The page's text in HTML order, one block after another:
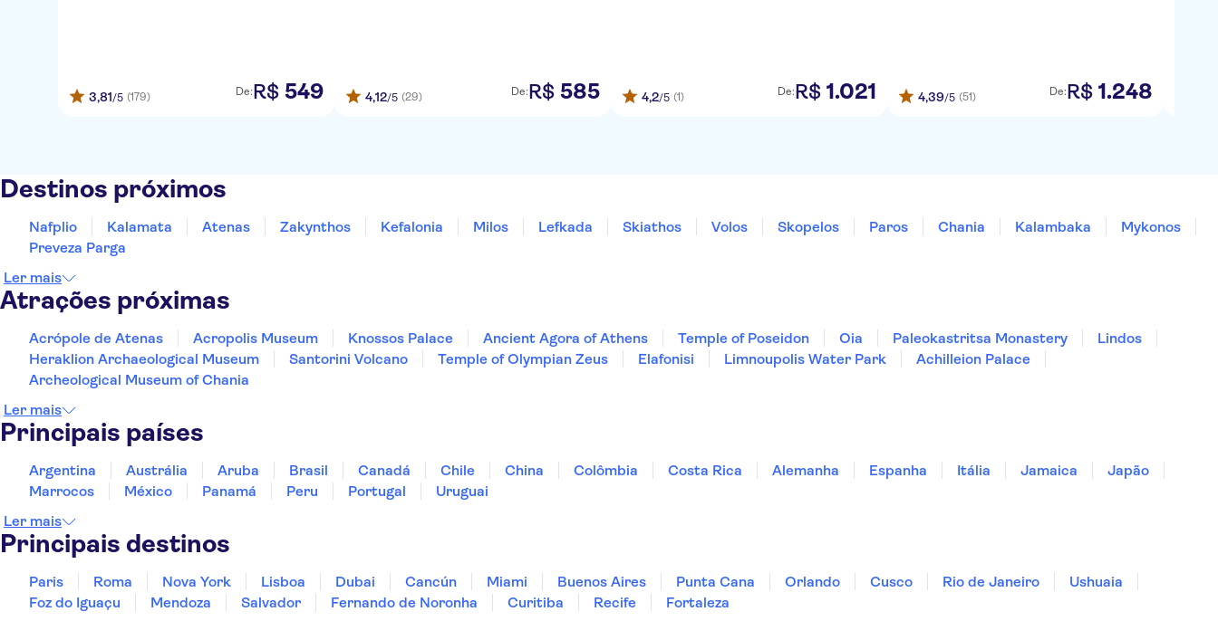
3,81/5 (179) De:R$ 549 4,12/5 (29) De:R$ 585 4,2/5 (1) De:R$ 1.021 4,39/5 (51) De:R$ 1.248
Destinos próximos
Nafplio Kalamata Atenas Zakynthos Kefalonia Milos Lefkada Skiathos Volos Skopelos Paros Chania Kalambaka
Mykonos
Preveza Parga
Ler mais
Atrações próximas
Acrópole de Atenas Acropolis Museum Knossos Palace Ancient Agora of Athens Temple of Poseidon Oia Paleokastritsa Monastery
Lindos
Heraklion Archaeological Museum
Santorini Volcano Temple of Olympian Zeus Elafonisi Limnoupolis Water Park
Achilleion Palace
Archeological Museum of Chania
Ler mais
Principais países
Argentina Austrália Aruba Brasil Canadá Chile China Colômbia Costa Rica Alemanha Espanha Itália Jamaica
Japão
Marrocos
México Panamá Peru Portugal
Uruguai
Ler mais
Principais destinos
Paris Roma Nova York Lisboa Dubai Cancún Miami Buenos Aires Punta Cana Orlando Cusco Rio de Janeiro
Ushuaia
Foz do Iguaçu
Mendoza Salvador Fernando de Noronha Curitiba Recife Fortaleza